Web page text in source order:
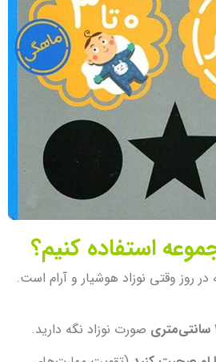
استفاده کنیم؟
صورت نوزاد نگه دارید.